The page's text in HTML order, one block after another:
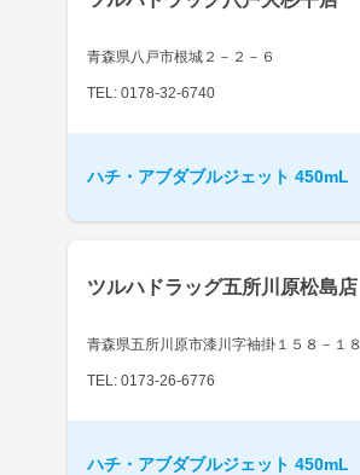
青森県八戸市根城２－２－６
TEL: 0178-32-6740
ハチ・アブダブルジェット 450mL
ツルハドラッグ五所川原松島店
青森県五所川原市漆川字袖掛１５８－１８
TEL: 0173-26-6776
ハチ・アブダブルジェット 450mL